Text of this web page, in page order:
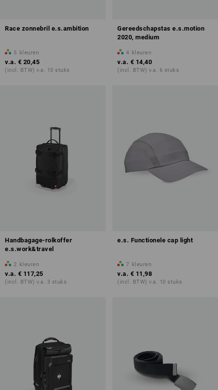
Race zonnebril e.s.ambition
5 kleuren
v.a. € 20,45
(incl. BTW) v.a. 10 stuks
Gereedschapstas e.s.motion
2020, medium
4 kleuren
v.a. € 14,40
(incl. BTW) v.a. 6 stuks
Handbagage-rolkoffer
e.s.work&travel
2 kleuren
v.a. € 117,25
(incl. BTW) v.a. 3 stuks
e.s. Functionele cap light
7 kleuren
v.a. € 11,98
(incl. BTW) v.a. 10 stuks